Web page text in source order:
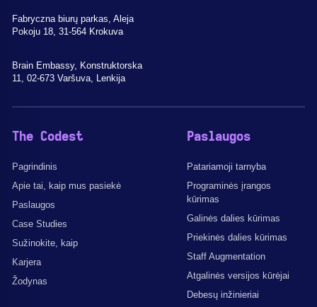
Fabryczna biurų parkas, Aleja
Pokoju 18, 31-564 Krokuva
Brain Embassy, Konstruktorska
11, 02-673 Varšuva, Lenkija
The Codest
Pagrindinis
Apie tai, kaip mus pasiekė
Paslaugos
Case Studies
Sužinokite, kaip
Karjera
Žodynas
Paslaugos
Patariamoji tarnyba
Programinės įrangos
kūrimas
Galinės dalies kūrimas
Priekinės dalies kūrimas
Staff Augmentation
Atgalinės versijos kūrėjai
Debesų inžinieriai